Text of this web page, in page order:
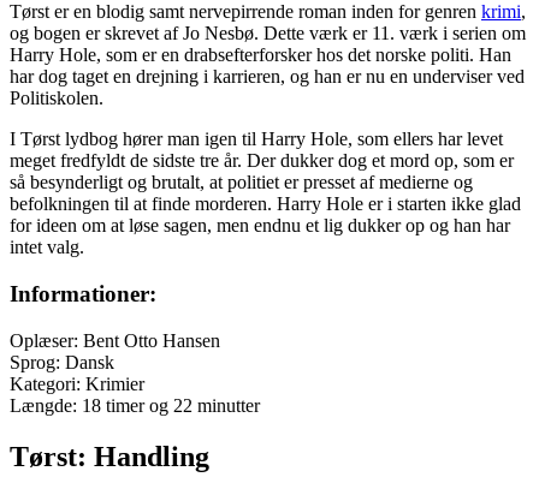
Tørst er en blodig samt nervepirrende roman inden for genren krimi,
og bogen er skrevet af Jo Nesbø. Dette værk er 11. værk i serien om
Harry Hole, som er en drabsefterforsker hos det norske politi. Han
har dog taget en drejning i karrieren, og han er nu en underviser ved
Politiskolen.
I Tørst lydbog hører man igen til Harry Hole, som ellers har levet
meget fredfyldt de sidste tre år. Der dukker dog et mord op, som er
så besynderligt og brutalt, at politiet er presset af medierne og
befolkningen til at finde morderen. Harry Hole er i starten ikke glad
for ideen om at løse sagen, men endnu et lig dukker op og han har
intet valg.
Informationer:
Oplæser: Bent Otto Hansen
Sprog: Dansk
Kategori: Krimier
Længde: 18 timer og 22 minutter
Tørst: Handling